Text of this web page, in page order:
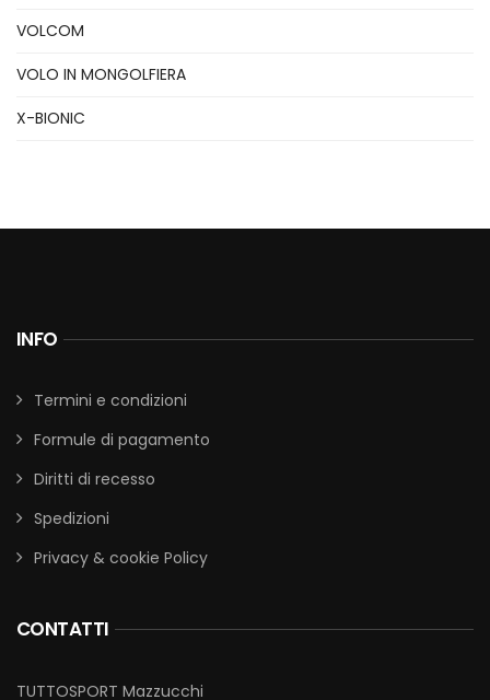
VOLCOM
VOLO IN MONGOLFIERA
X-BIONIC
INFO
Termini e condizioni
Formule di pagamento
Diritti di recesso
Spedizioni
Privacy & cookie Policy
CONTATTI
TUTTOSPORT Mazzucchi